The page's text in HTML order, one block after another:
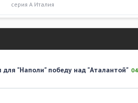
серия А Италия
"Наполи" победу над "Аталантой"